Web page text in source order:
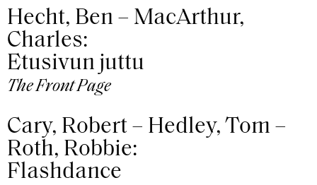
Hecht, Ben – MacArthur,
Charles:
Etusivun juttu
The Front Page
Cary, Robert – Hedley, Tom –
Roth, Robbie:
Flashdance